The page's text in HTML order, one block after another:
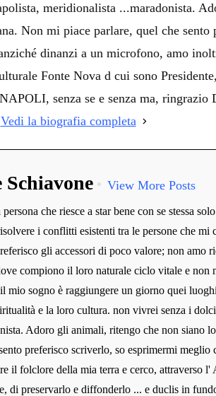
meridionalista ...maradonista.
Non mi piace parlare, quel che
dinanzi a un microfono, amo
Fonte Nova d cui sono
senza se e senza ma, ringrazio
Vedi la biografia completa
View More Posts
persona che riesce a star bene con se stessa
i conflitti esistenti tra le persone che
gli accessori di poco valore; non amo
compiono il loro naturale ciclo vitale e
mio sogno è raggiungere un giorno quei
e la loro cultura. non vivrei senza i
Adoro gli animali, ritengo che non siano
preferisco scriverlo, so esprimermi
il folclore della mia terra e cerco, attraverso
di preservarlo e diffonderlo ... e duclis in